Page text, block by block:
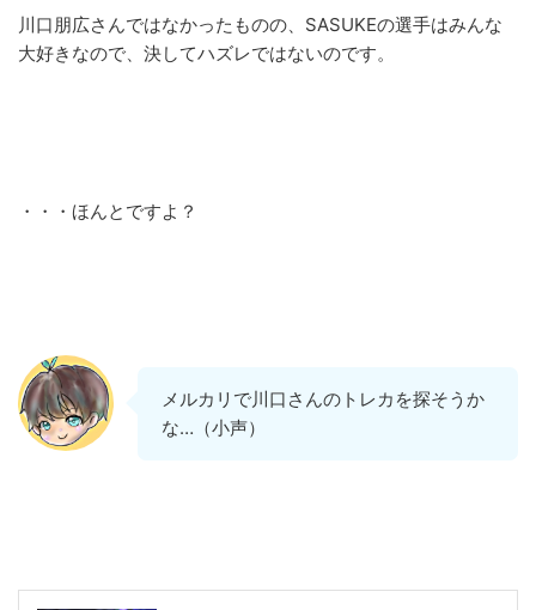
川口朋広さんではなかったものの、SASUKEの選手はみんな
大好きなので、決してハズレではないのです。
・・・ほんとですよ？
メルカリで川口さんのトレカを探そうか
な…（小声）